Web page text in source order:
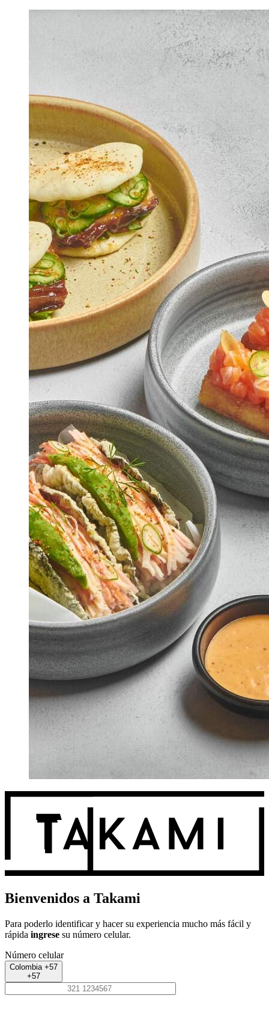
Bienvenidos a Takami
Para poderlo identificar y hacer su experiencia mucho más fácil y
rápida ingrese su número celular.
Número celular
Colombia +57
+57